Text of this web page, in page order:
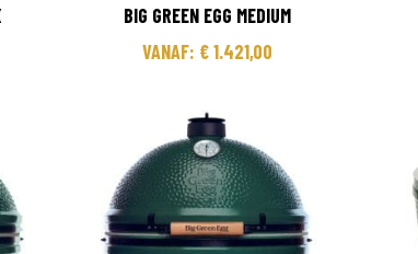
BIG GREEN EGG MEDIUM
VANAF: €1.421,00